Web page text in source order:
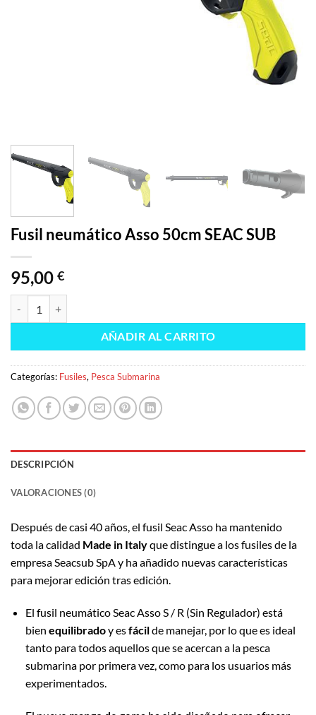
Fusil neumático Asso 50cm SEAC SUB
95,00 €
AÑADIR AL CARRITO
Categorías: Fusiles, Pesca Submarina
DESCRIPCIÓN
VALORACIONES (0)
Después de casi 40 años, el fusil Seac Asso ha mantenido
toda la calidad Made in Italyque distingue a los fusiles de la
empresa Seacsub SpA y ha añadido nuevas características
para mejorar edición tras edición.
El fusil neumático Seac Asso S / R (Sin Regulador) está
bien equilibradoy esfácilde manejar, por lo que es ideal
tanto para todos aquellos que se acercan a la pesca
submarina por primera vez, como para los usuarios más
experimentados.